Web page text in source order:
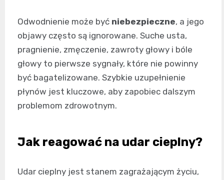
Odwodnienie może być niebezpieczne, a jego
objawy często są ignorowane. Suche usta,
pragnienie, zmęczenie, zawroty głowy i bóle
głowy to pierwsze sygnały, które nie powinny
być bagatelizowane. Szybkie uzupełnienie
płynów jest kluczowe, aby zapobiec dalszym
problemom zdrowotnym.
Jak reagować na udar cieplny?
Udar cieplny jest stanem zagrażającym życiu,